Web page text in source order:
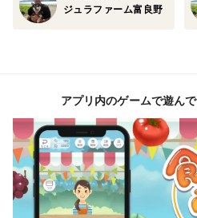
ジュラファーム富良野
アプリ内のゲームで遊ん